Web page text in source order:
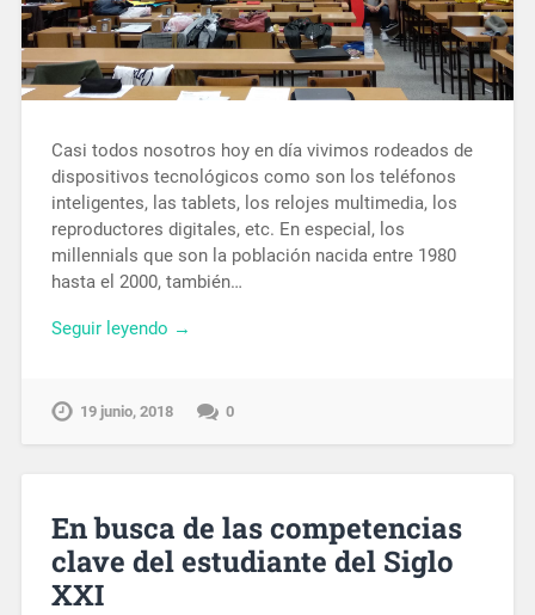
Casi todos nosotros hoy en día vivimos rodeados de
dispositivos tecnológicos como son los teléfonos
inteligentes, las tablets, los relojes multimedia, los
reproductores digitales, etc. En especial, los
millennials que son la población nacida entre 1980
hasta el 2000, también…
Seguir leyendo →
19 junio, 2018 0
En busca de las competencias
clave del estudiante del Siglo
XXI